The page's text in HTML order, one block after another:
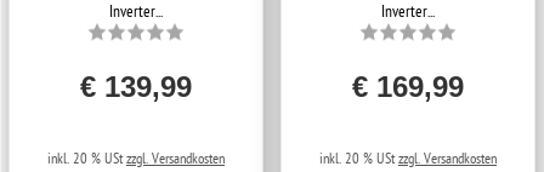
Inverter...
€ 139,99
inkl. 20 % USt zzgl. Versandkosten
Inverter...
€ 169,99
inkl. 20 % USt zzgl. Versandkosten